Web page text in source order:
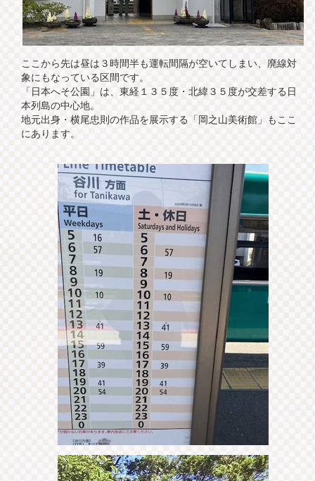
ここから先は昼は３時間半も運転間隔が空いてしまい、廃線対
象にもなっている区間です。
「日本へそ公園」は、東経１３５度・北緯３５度が交差する日
本列島の中心地。
地元出身・横尾忠則の作品を展示する「岡之山美術館」もここ
にあります。